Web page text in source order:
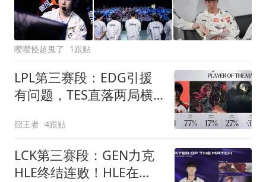
嘤嘤怪超鬼了 1跟贴
LPL第三赛段：EDG引援
有问题，TES直落两局横
囧王者 4跟贴
LCK第三赛段：GEN力克
HLE终结连败！HLE在